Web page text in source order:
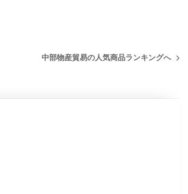
中部物産貿易の人気商品ランキングへ